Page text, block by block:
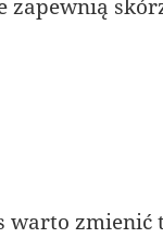
zapewnią
warto zmienić